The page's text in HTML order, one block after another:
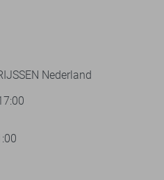
Nederland